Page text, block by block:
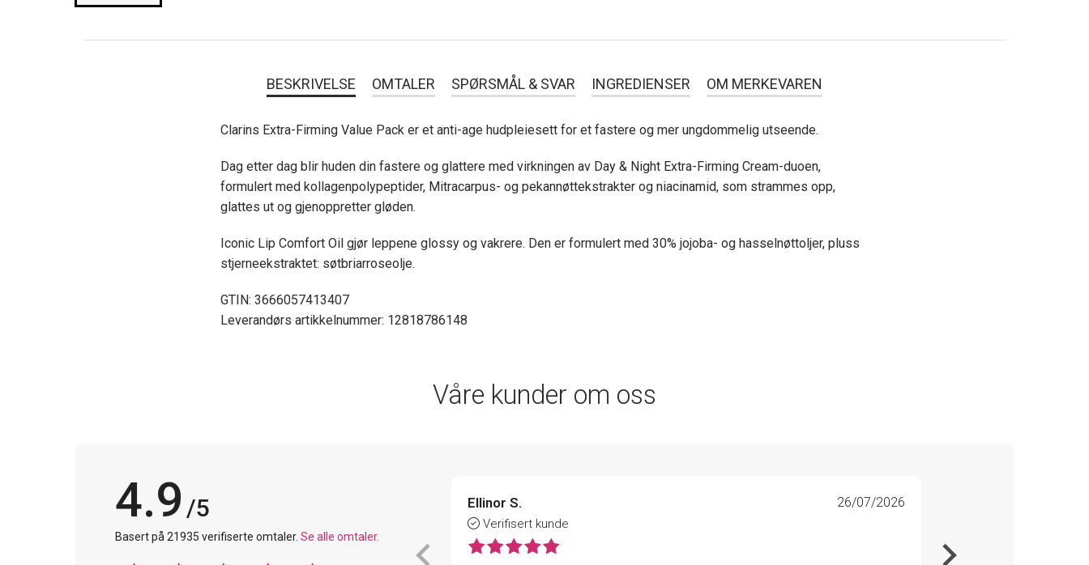
BESKRIVELSE OMTALER SPØRSMÅL & SVAR INGREDIENSER OM MERKEVAREN
Clarins Extra-Firming Value Pack er et anti-age hudpleiesett for et fastere og mer ungdommelig utseende.
Dag etter dag blir huden din fastere og glattere med virkningen av Day & Night Extra-Firming Cream-duoen,
formulert med kollagenpolypeptider, Mitracarpus- og pekannøttekstrakter og niacinamid, som strammes opp,
glattes ut og gjenoppretter gløden.
Iconic Lip Comfort Oil gjør leppene glossy og vakrere. Den er formulert med 30% jojoba- og hasselnøttoljer, pluss
stjerneekstraktet: søtbriarroseolje.
GTIN: 3666057413407
Leverandørs artikkelnummer: 12818786148
Våre kunder om oss
4.9 /5
Basert på 21935 verifiserte omtaler. Se alle omtaler.
Ellinor S.
Verifisert kunde
26/07/2026